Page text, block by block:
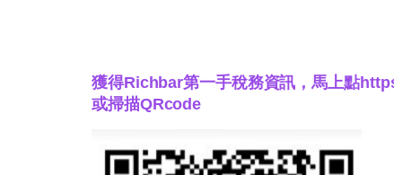
獲得Richbar第一手稅務資訊，馬上點
或掃描QRcode